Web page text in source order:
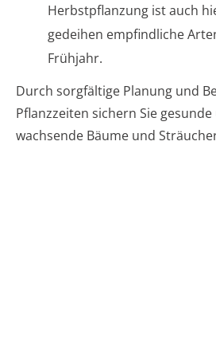
Herbstpflanzung ist auch
gedeihen empfindliche
Frühjahr.
Durch sorgfältige Planung und
Pflanzzeiten sichern Sie
wachsende Bäume und